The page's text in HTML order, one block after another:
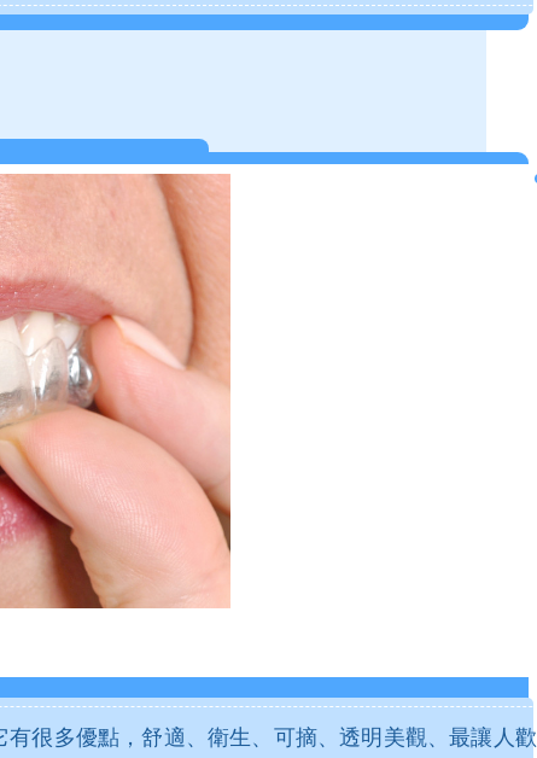
很多優點，舒適、衛生、可摘、透明美觀、最讓人歡